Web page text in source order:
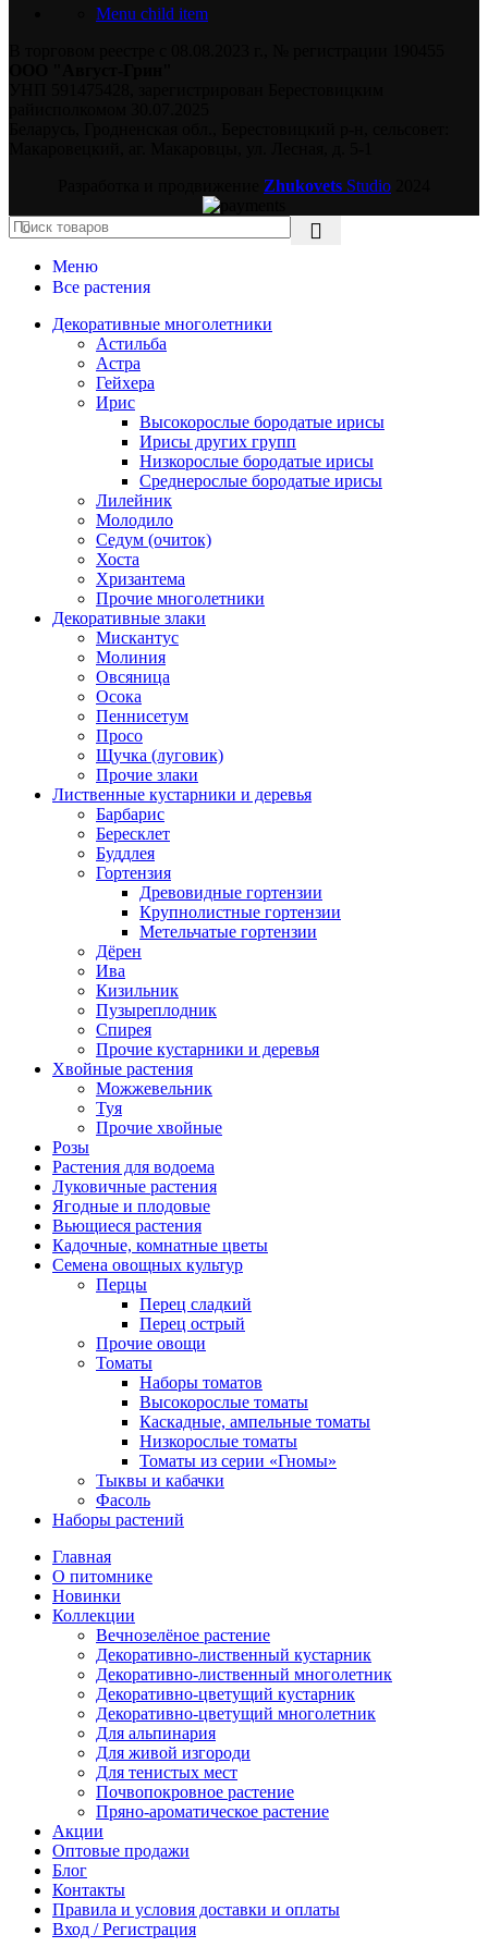
Menu child item
Zhukovets Studio
Меню
Все растения
Декоративные многолетники
Астильба
Астра
Гейхера
Ирис
Высокорослые бородатые ирисы
Ирисы других групп
Низкорослые бородатые ирисы
Среднерослые бородатые ирисы
Лилейник
Молодило
Седум (очиток)
Хоста
Хризантема
Прочие многолетники
Декоративные злаки
Мискантус
Молиния
Овсяница
Осока
Пеннисетум
Просо
Щучка (луговик)
Прочие злаки
Лиственные кустарники и деревья
Барбарис
Бересклет
Буддлея
Гортензия
Древовидные гортензии
Крупнолистные гортензии
Метельчатые гортензии
Дёрен
Ива
Кизильник
Пузыреплодник
Спирея
Прочие кустарники и деревья
Хвойные растения
Можжевельник
Туя
Прочие хвойные
Розы
Растения для водоема
Луковичные растения
Ягодные и плодовые
Вьющиеся растения
Кадочные, комнатные цветы
Семена овощных культур
Перцы
Перец сладкий
Перец острый
Прочие овощи
Томаты
Наборы томатов
Высокорослые томаты
Каскадные, ампельные томаты
Низкорослые томаты
Томаты из серии «Гномы»
Тыквы и кабачки
Фасоль
Наборы растений
Главная
О питомнике
Новинки
Коллекции
Вечнозелёное растение
Декоративно-лиственный кустарник
Декоративно-лиственный многолетник
Декоративно-цветущий кустарник
Декоративно-цветущий многолетник
Для альпинария
Для живой изгороди
Для тенистых мест
Почвопокровное растение
Пряно-ароматическое растение
Акции
Оптовые продажи
Блог
Контакты
Правила и условия доставки и оплаты
Вход / Регистрация